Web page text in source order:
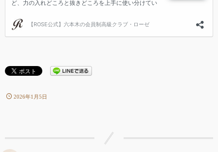
2026年1月5日